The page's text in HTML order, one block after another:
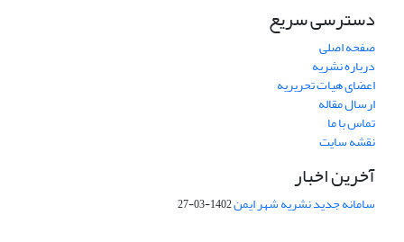
دسترسی سریع
صفحه اصلی
درباره نشریه
اعضای هیات تحریریه
ارسال مقاله
تماس با ما
نقشه سایت
آخرین اخبار
سامانه جدید نشریه شهر ایمن1402-03-27